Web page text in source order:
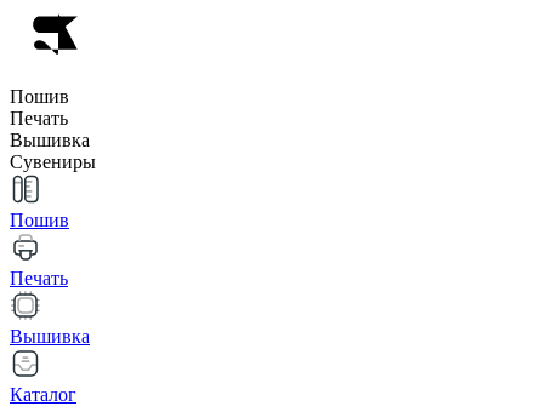
Пошив
Печать
Вышивка
Сувениры
Пошив
Печать
Вышивка
Каталог